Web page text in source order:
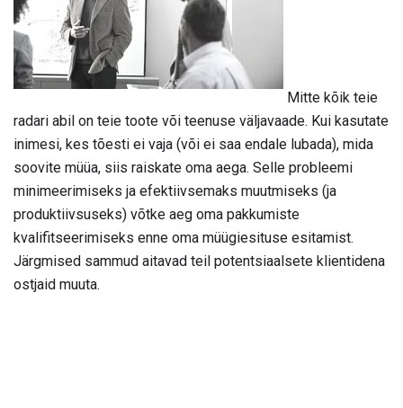
Mitte kõik teie
radari abil on teie toote või teenuse väljavaade. Kui kasutate
inimesi, kes tõesti ei vaja (või ei saa endale lubada), mida
soovite müüa, siis raiskate oma aega. Selle probleemi
minimeerimiseks ja efektiivsemaks muutmiseks (ja
produktiivsuseks) võtke aeg oma pakkumiste
kvalifitseerimiseks enne oma müügiesituse esitamist.
Järgmised sammud aitavad teil potentsiaalsete klientidena
ostjaid muuta.